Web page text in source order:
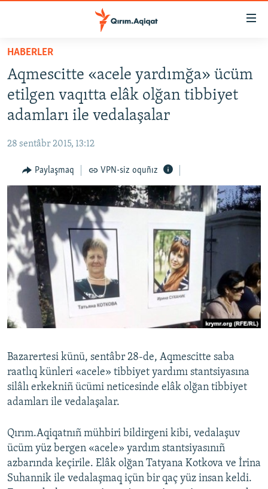
Esas
qaytmaq
Baş
navigatsiyağa
qaytmaq
Qıdıruvğa
SİYASET
İQTİSADİYAT
MEDENİYET
İNSAN AQLARI
VİDEO
SÜRET
BLOGLAR
FİKİR
Русский
Українською
RFE/RS bütün saytları
HABERLER
Aqmesсitte «acele yardımğa» ücüm
etilgen vaqıtta elâk olğan tibbiyet
adamları ile vedalaşalar
28 sentâbr 2015, 13:12
Paylaşmaq VPN-siz oquñız
Bazarertesi künü, sentâbr 28-de, Aqmescitte saba
raatlıq künleri «acele» tibbiyet yardımı stantsiyasına
silâlı erkekniñ ücümi neticesinde elâk olğan tibbiyet
adamları ile vedalaşalar.
Qırım.Aqiqatnıñ mühbiri bildirgeni kibi, vedalaşuv
ücüm yüz bergen «acele» yardım stantsiyasınıñ
azbarında keçirile. Elâk olğan Tatyana Kotkova ve İrina
Suhannik ile vedalaşmaq içün bir qaç yüz insan keldi.